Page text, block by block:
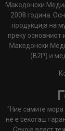
Македонски
2008 година.
продукција на
преку основниот
Македонски
(B2P) и
"Ние самите мора
не е секогаш
Секоја власт